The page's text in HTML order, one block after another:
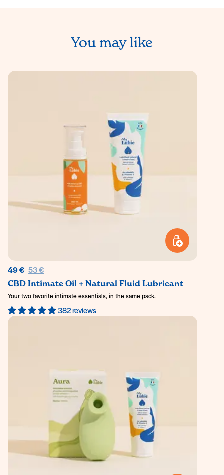
You may like
ADD TO BASKET
49 € Regular price
53 €
CBD Intimate Oil + Natural Fluid Lubricant
Your two favorite intimate essentials, in the same pack.
382 reviews